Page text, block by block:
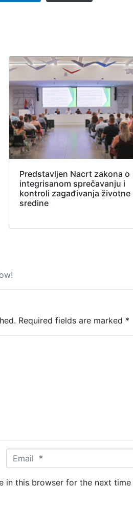
Predstavljen Nacrt zakona o
integrisanom sprečavanju i
kontroli zagađivanja životne
sredine
Required fields are marked *
m
ain this browser for the next time